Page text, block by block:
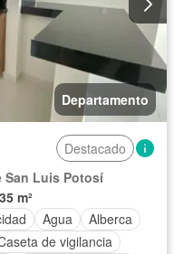
Departamento
Destacado
San Luis Potosí
m²
Agua
Alberca
de vigilancia